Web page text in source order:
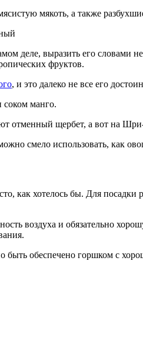
мякоть, а также
деле, выразить его
фруктов.
, и это далеко не все его
соком манго.
отменный щербет, а вот на
смело использовать, как
как хотелось бы. Для посадки
воздуха и обязательно
быть обеспечено горшком с